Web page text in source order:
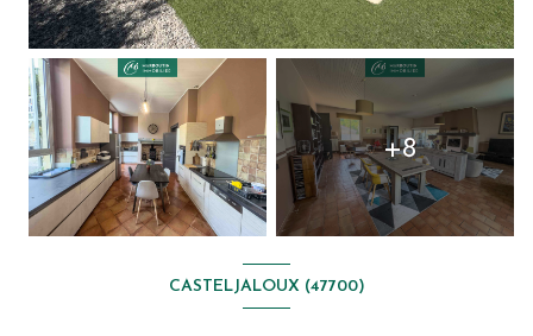
+8
CASTELJALOUX (47700)